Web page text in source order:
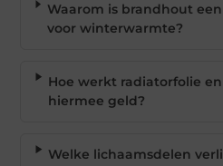
Waarom is brandhout
voor winterwarmte?
Hoe werkt radiatorfolie
hiermee geld?
Welke lichaamsdelen